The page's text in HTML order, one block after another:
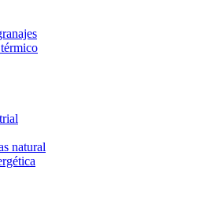
natural